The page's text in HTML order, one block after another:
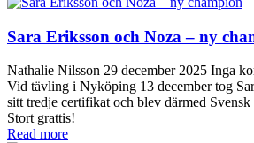
Sara Eriksson och Noza – ny
Nathalie Nilsson 29 december 2025 Inga
Vid tävling i Nyköping 13 december tog
sitt tredje certifikat och blev därmed
Stort grattis!
Read more